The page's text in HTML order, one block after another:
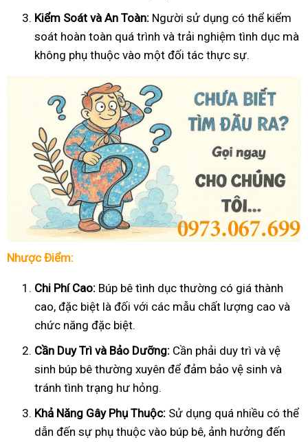
Kiểm Soát và An Toàn: Người sử dụng có thể kiểm
soát hoàn toàn quá trình và trải nghiệm tình dục mà
không phụ thuộc vào một đối tác thực sự.
Nhược Điểm:
Chi Phí Cao: Búp bê tình dục thường có giá thành
cao, đặc biệt là đối với các mẫu chất lượng cao và
chức năng đặc biệt.
Cần Duy Trì và Bảo Dưỡng: Cần phải duy trì và vệ
sinh búp bê thường xuyên để đảm bảo vệ sinh và
tránh tình trạng hư hỏng.
Khả Năng Gây Phụ Thuộc: Sử dụng quá nhiều có thể
dẫn đến sự phụ thuộc vào búp bê, ảnh hưởng đến